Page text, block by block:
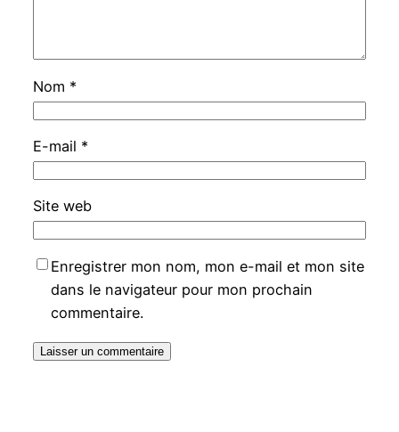
Nom *
E-mail *
Site web
Enregistrer mon nom, mon e-mail et mon site
dans le navigateur pour mon prochain
commentaire.